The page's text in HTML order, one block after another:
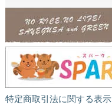
特定商取引法に関する表示